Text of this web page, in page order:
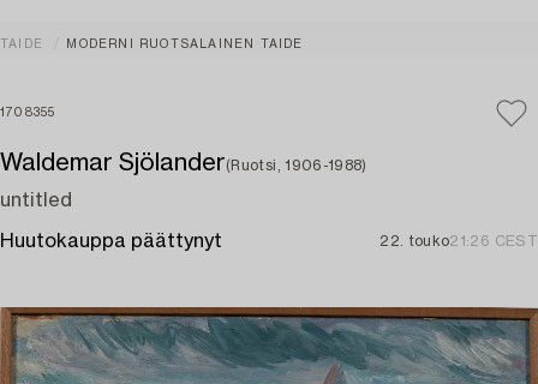
TAIDE MODERNI RUOTSALAINEN TAIDE
1708355
Waldemar Sjölander(Ruotsi, 1906-1988)
untitled
Huutokauppa päättynyt 22. touko21:26 CEST